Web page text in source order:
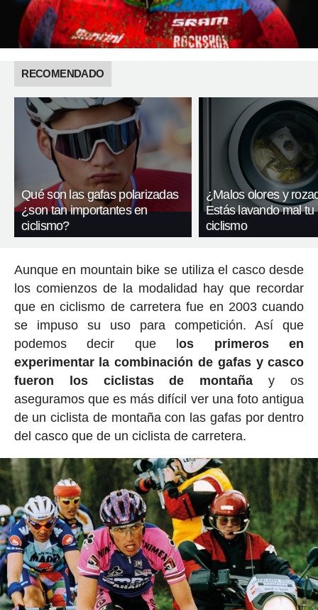
RECOMENDADO
Qué son las gafas polarizadas
¿son tan importantes en
ciclismo?
¿Malos olores y
Estás lavando mal tu
ciclismo
Aunque en mountain bike se utiliza el casco desde
los comienzos de la modalidad hay que recordar
que en ciclismo de carretera fue en 2003 cuando
se impuso su uso para competición. Así que
podemos decir que los primeros en
experimentar la combinación de gafas y casco
fueron los ciclistas de montañay os
aseguramos que es más difícil ver una foto antigua
de un ciclista de montaña con las gafas por dentro
del casco que de un ciclista de carretera.